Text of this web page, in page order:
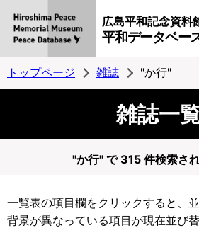
広島平和記念資料
平和データベー
トップページ 雑誌 "か行"
雑誌一
"か行" で 315 件検索され
一覧表の項目欄をクリックすると、
背景が異なっている項目が現在並び